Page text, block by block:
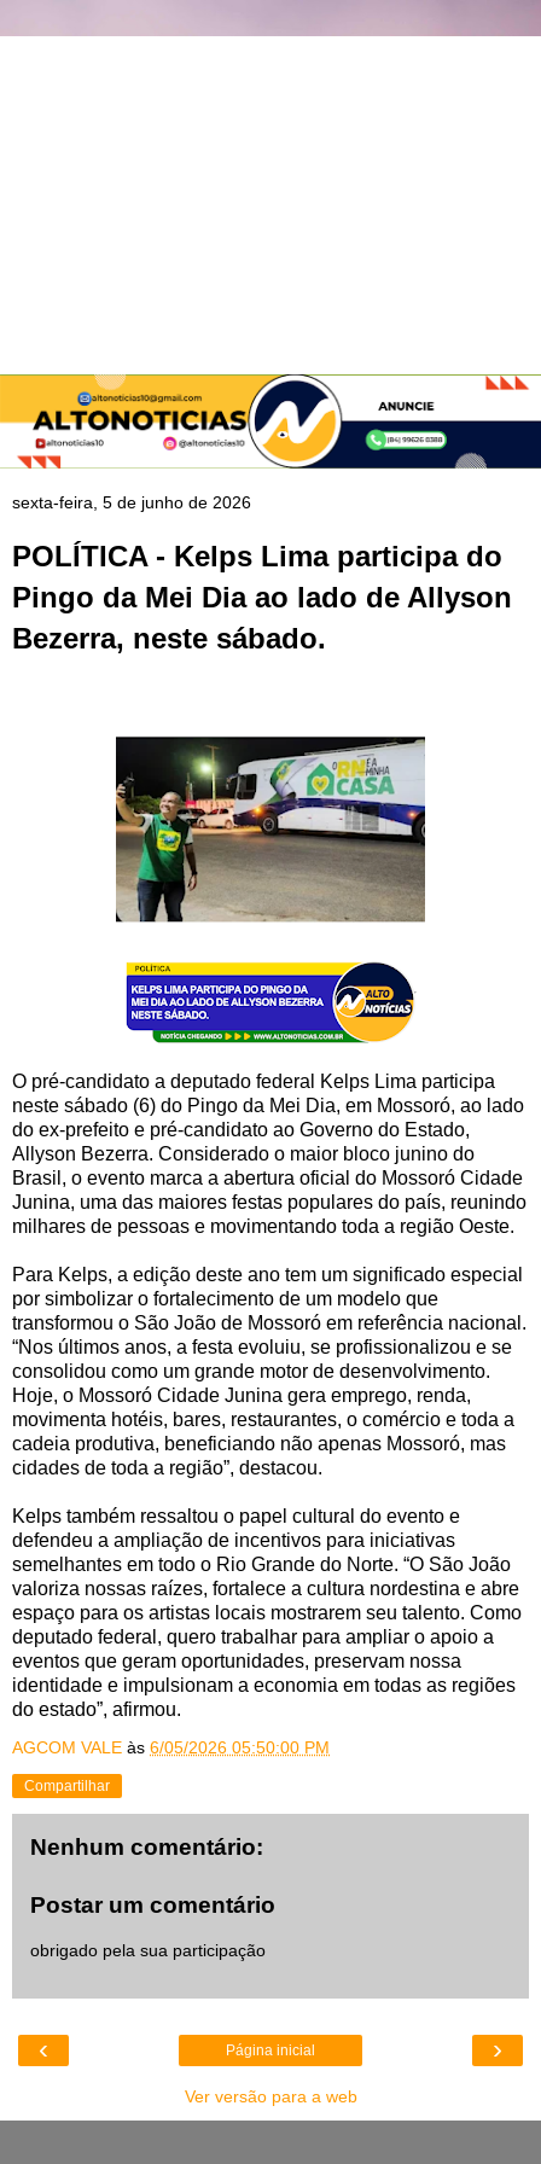
sexta-feira, 5 de junho de 2026
POLÍTICA - Kelps Lima participa do
Pingo da Mei Dia ao lado de Allyson
Bezerra, neste sábado.
O pré-candidato a deputado federal Kelps Lima participa
neste sábado (6) do Pingo da Mei Dia, em Mossoró, ao lado
do ex-prefeito e pré-candidato ao Governo do Estado,
Allyson Bezerra. Considerado o maior bloco junino do
Brasil, o evento marca a abertura oficial do Mossoró Cidade
Junina, uma das maiores festas populares do país, reunindo
milhares de pessoas e movimentando toda a região Oeste.
Para Kelps, a edição deste ano tem um significado especial
por simbolizar o fortalecimento de um modelo que
transformou o São João de Mossoró em referência nacional.
“Nos últimos anos, a festa evoluiu, se profissionalizou e se
consolidou como um grande motor de desenvolvimento.
Hoje, o Mossoró Cidade Junina gera emprego, renda,
movimenta hotéis, bares, restaurantes, o comércio e toda a
cadeia produtiva, beneficiando não apenas Mossoró, mas
cidades de toda a região”, destacou.
Kelps também ressaltou o papel cultural do evento e
defendeu a ampliação de incentivos para iniciativas
semelhantes em todo o Rio Grande do Norte. “O São João
valoriza nossas raízes, fortalece a cultura nordestina e abre
espaço para os artistas locais mostrarem seu talento. Como
deputado federal, quero trabalhar para ampliar o apoio a
eventos que geram oportunidades, preservam nossa
identidade e impulsionam a economia em todas as regiões
do estado”, afirmou.
AGCOM VALE às 6/05/2026 05:50:00 PM
Compartilhar
Nenhum comentário:
Postar um comentário
obrigado pela sua participação
‹ ›
Página inicial
Ver versão para a web